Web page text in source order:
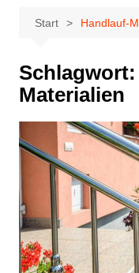
Start Handlauf-
Schlagwort:
Materialien